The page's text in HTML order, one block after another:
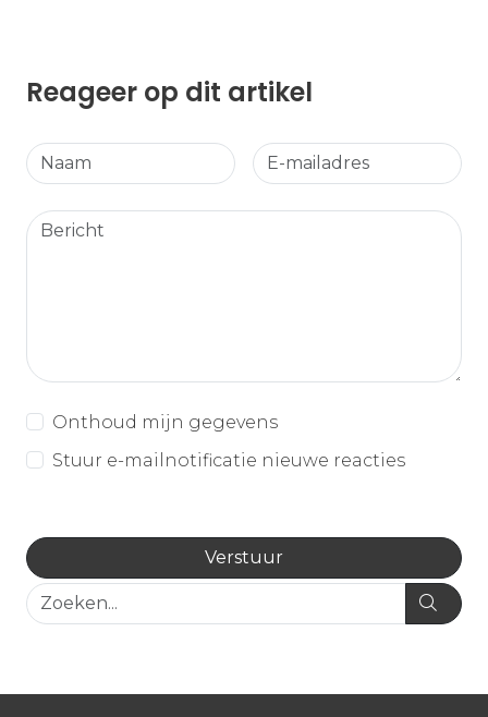
Reageer op dit artikel
Onthoud mijn gegevens
Stuur e-mailnotificatie nieuwe reacties